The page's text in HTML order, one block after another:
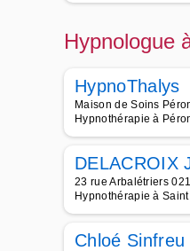
Hypnologue
HypnoThalys
Maison de Soins
Hypnothérapie à
DELACROIX
23 rue Arbalétriers
Hypnothérapie à
Chloé